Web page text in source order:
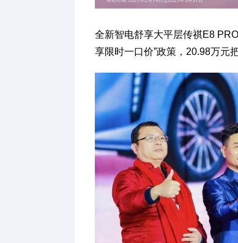
全新智电舒享大平层传祺E8
享限时一口价”政策，20.98万元